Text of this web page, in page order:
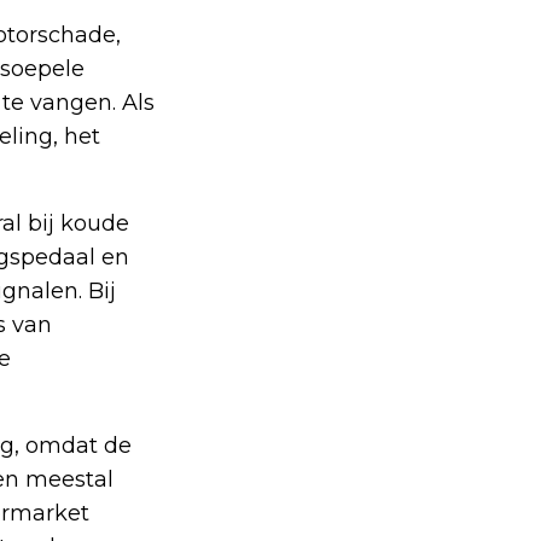
vangen. Als
het
bij koude
en
Bij
van
omdat de
meestal